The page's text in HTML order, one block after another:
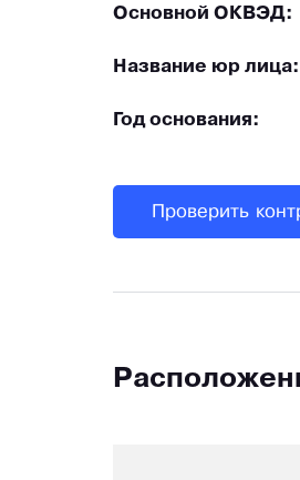
Основной ОКВЭД:
Название юр лица:
Год основания:
Проверить